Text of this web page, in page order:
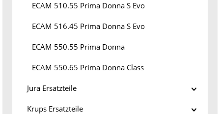
ECAM 510.55 Prima Donna S Evo
ECAM 516.45 Prima Donna S Evo
ECAM 550.55 Prima Donna
ECAM 550.65 Prima Donna Class
Jura Ersatzteile
Krups Ersatzteile